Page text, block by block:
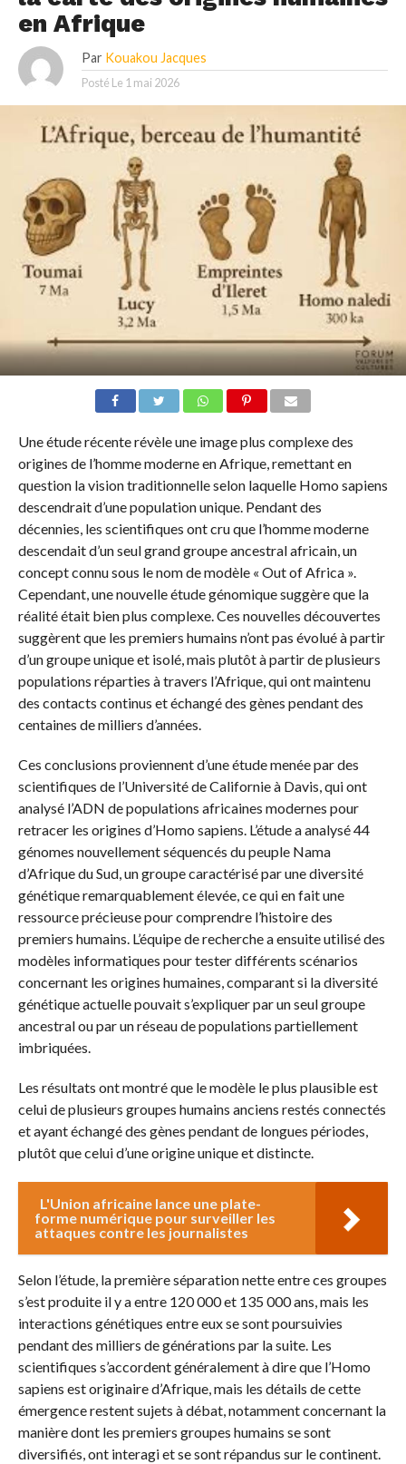
en Afrique
Par Kouakou Jacques
Posté Le 1 mai 2026
Une étude récente révèle une image plus complexe des
origines de l’homme moderne en Afrique, remettant en
question la vision traditionnelle selon laquelle Homo sapiens
descendrait d’une population unique. Pendant des
décennies, les scientifiques ont cru que l’homme moderne
descendait d’un seul grand groupe ancestral africain, un
concept connu sous le nom de modèle « Out of Africa ».
Cependant, une nouvelle étude génomique suggère que la
réalité était bien plus complexe. Ces nouvelles découvertes
suggèrent que les premiers humains n’ont pas évolué à partir
d’un groupe unique et isolé, mais plutôt à partir de plusieurs
populations réparties à travers l’Afrique, qui ont maintenu
des contacts continus et échangé des gènes pendant des
centaines de milliers d’années.
Ces conclusions proviennent d’une étude menée par des
scientifiques de l’Université de Californie à Davis, qui ont
analysé l’ADN de populations africaines modernes pour
retracer les origines d’Homo sapiens. L’étude a analysé 44
génomes nouvellement séquencés du peuple Nama
d’Afrique du Sud, un groupe caractérisé par une diversité
génétique remarquablement élevée, ce qui en fait une
ressource précieuse pour comprendre l’histoire des
premiers humains. L’équipe de recherche a ensuite utilisé des
modèles informatiques pour tester différents scénarios
concernant les origines humaines, comparant si la diversité
génétique actuelle pouvait s’expliquer par un seul groupe
ancestral ou par un réseau de populations partiellement
imbriquées.
Les résultats ont montré que le modèle le plus plausible est
celui de plusieurs groupes humains anciens restés connectés
et ayant échangé des gènes pendant de longues périodes,
plutôt que celui d’une origine unique et distincte.
L'Union africaine lance une plate-
forme numérique pour surveiller les
attaques contre les journalistes
Selon l’étude, la première séparation nette entre ces groupes
s’est produite il y a entre 120 000 et 135 000 ans, mais les
interactions génétiques entre eux se sont poursuivies
pendant des milliers de générations par la suite. Les
scientifiques s’accordent généralement à dire que l’Homo
sapiens est originaire d’Afrique, mais les détails de cette
émergence restent sujets à débat, notamment concernant la
manière dont les premiers groupes humains se sont
diversifiés, ont interagi et se sont répandus sur le continent.